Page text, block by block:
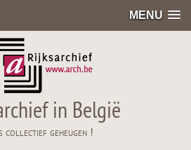
MENU
in België
collectief geheugen !